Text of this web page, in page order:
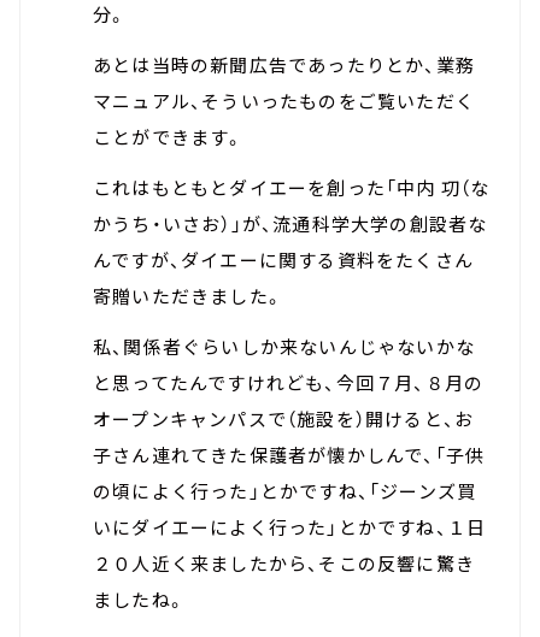
分。
あとは当時の新聞広告であったりとか、業務
マニュアル、そういったものをご覧いただく
ことができます。
これはもともとダイエーを創った「中内 㓛（な
かうち・いさお）」が、流通科学大学の創設者な
んですが、ダイエーに関する資料をたくさん
寄贈いただきました。
私、関係者ぐらいしか来ないんじゃないかな
と思ってたんですけれども、今回７月、８月の
オープンキャンパスで（施設を）開けると、お
子さん連れてきた保護者が懐かしんで、「子供
の頃によく行った」とかですね、「ジーンズ買
いにダイエーによく行った」とかですね、１日
２０人近く来ましたから、そこの反響に驚き
ましたね。